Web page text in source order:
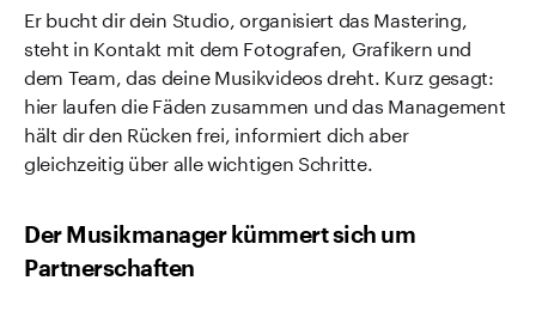
Er bucht dir dein Studio, organisiert das Mastering,
steht in Kontakt mit dem Fotografen, Grafikern und
dem Team, das deine Musikvideos dreht. Kurz gesagt:
hier laufen die Fäden zusammen und das Management
hält dir den Rücken frei, informiert dich aber
gleichzeitig über alle wichtigen Schritte.
Der Musikmanager kümmert sich um
Partnerschaften